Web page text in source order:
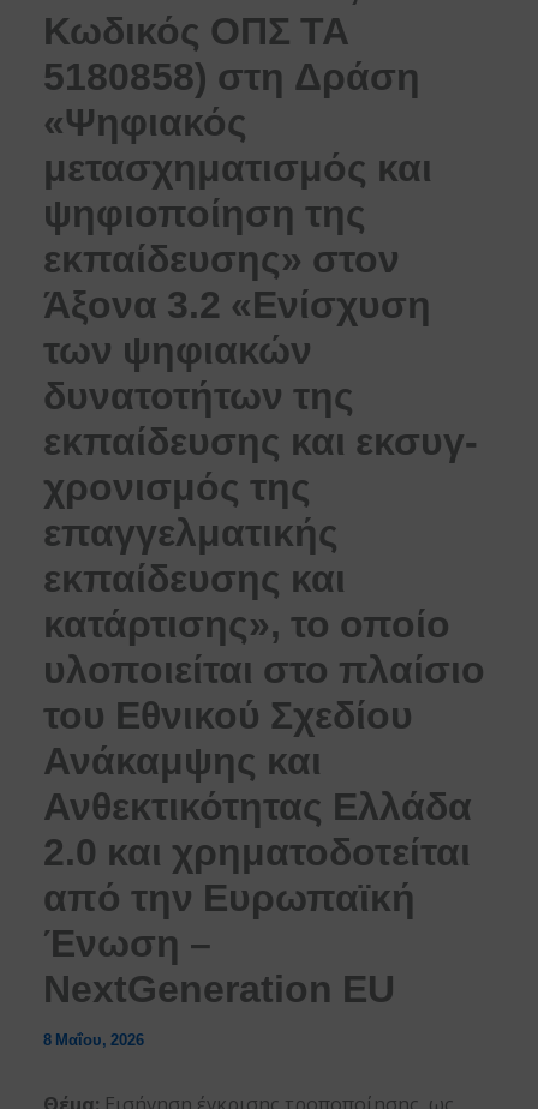
Κωδικός ΟΠΣ ΤΑ
5180858) στη Δράση
«Ψηφιακός
μετασχηματισμός και
ψηφιοποίηση της
εκπαίδευσης» στον
Άξονα 3.2 «Ενίσχυση
των ψηφιακών
δυνατοτήτων της
εκπαίδευσης και εκσυγ-
χρονισμός της
επαγγελματικής
εκπαίδευσης και
κατάρτισης», το οποίο
υλοποιείται στο πλαίσιο
του Εθνικού Σχεδίου
Ανάκαμψης και
Ανθεκτικότητας Ελλάδα
2.0 και χρηματοδοτείται
από την Ευρωπαϊκή
Ένωση –
NextGeneration EU
8 Μαΐου, 2026